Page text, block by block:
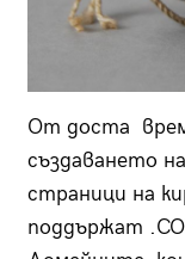
От доста
създаването
страници на
поддържат